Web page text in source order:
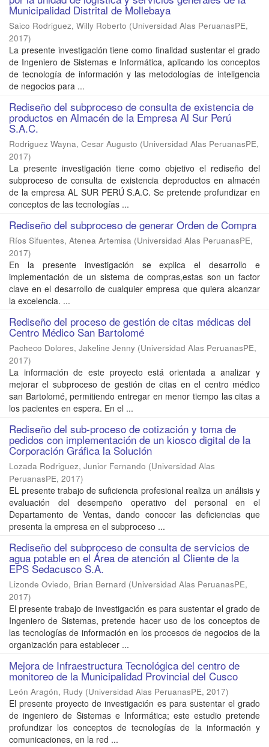
Municipalidad Distrital de Mollebaya
Saico Rodriguez, Willy Roberto (Universidad Alas PeruanasPE,
2017)
La presente investigación tiene como finalidad sustentar el grado
de Ingeniero de Sistemas e Informática, aplicando los conceptos
de tecnología de información y las metodologías de inteligencia
de negocios para ...
Rediseño del subproceso de consulta de existencia de
productos en Almacén de la Empresa Al Sur Perú
S.A.C.
Rodriguez Wayna, Cesar Augusto (Universidad Alas PeruanasPE,
2017)
La presente investigación tiene como objetivo el rediseño del
subproceso de consulta de existencia deproductos en almacén
de la empresa AL SUR PERÚ S.A.C. Se pretende profundizar en
conceptos de las tecnologías ...
Rediseño del subproceso de generar Orden de Compra
Ríos Sifuentes, Atenea Artemisa (Universidad Alas PeruanasPE,
2017)
En la presente investigación se explica el desarrollo e
implementación de un sistema de compras,estas son un factor
clave en el desarrollo de cualquier empresa que quiera alcanzar
la excelencia. ...
Rediseño del proceso de gestión de citas médicas del
Centro Médico San Bartolomé
Pacheco Dolores, Jakeline Jenny (Universidad Alas PeruanasPE,
2017)
La información de este proyecto está orientada a analizar y
mejorar el subproceso de gestión de citas en el centro médico
san Bartolomé, permitiendo entregar en menor tiempo las citas a
los pacientes en espera. En el ...
Rediseño del sub-proceso de cotización y toma de
pedidos con implementación de un kiosco digital de la
Corporación Gráfica la Solución
Lozada Rodriguez, Junior Fernando (Universidad Alas
PeruanasPE, 2017)
EL presente trabajo de suficiencia profesional realiza un análisis y
evaluación del desempeño operativo del personal en el
Departamento de Ventas, dando conocer las deficiencias que
presenta la empresa en el subproceso ...
Rediseño del subproceso de consulta de servicios de
agua potable en el Área de atención al Cliente de la
EPS Sedacusco S.A.
Lizonde Oviedo, Brian Bernard (Universidad Alas PeruanasPE,
2017)
El presente trabajo de investigación es para sustentar el grado de
Ingeniero de Sistemas, pretende hacer uso de los conceptos de
las tecnologías de información en los procesos de negocios de la
organización para establecer ...
Mejora de Infraestructura Tecnológica del centro de
monitoreo de la Municipalidad Provincial del Cusco
León Aragón, Rudy (Universidad Alas PeruanasPE, 2017)
El presente proyecto de investigación es para sustentar el grado
de ingeniero de Sistemas e Informática; este estudio pretende
profundizar los conceptos de tecnologías de la información y
comunicaciones, en la red ...